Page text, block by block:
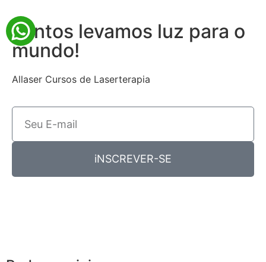
Juntos levamos luz para o
mundo!
Allaser Cursos de Laserterapia
iNSCREVER-SE